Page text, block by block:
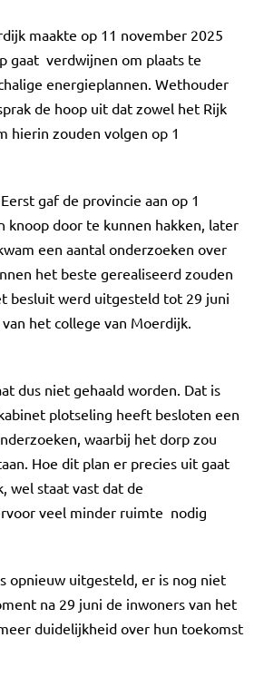
maakte op 11 november 2025
gaat verdwijnen om plaats te
energieplannen. Wethouder
de hoop uit dat zowel het Rijk
hierin zouden volgen op 1
gaf de provincie aan op 1
knoop door te kunnen hakken, later
een aantal onderzoeken over
het beste gerealiseerd zouden
besluit werd uitgesteld tot 29 juni
het college van Moerdijk.
dus niet gehaald worden. Dat is
plotseling heeft besloten een
waarbij het dorp zou
Hoe dit plan er precies uit gaat
wel staat vast dat de
veel minder ruimte nodig
opnieuw uitgesteld, er is nog niet
na 29 juni de inwoners van het
duidelijkheid over hun toekomst